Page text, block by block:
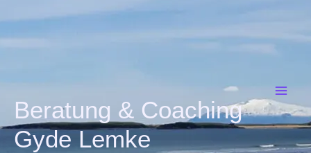
Beratung & Coaching
Gyde Lemke